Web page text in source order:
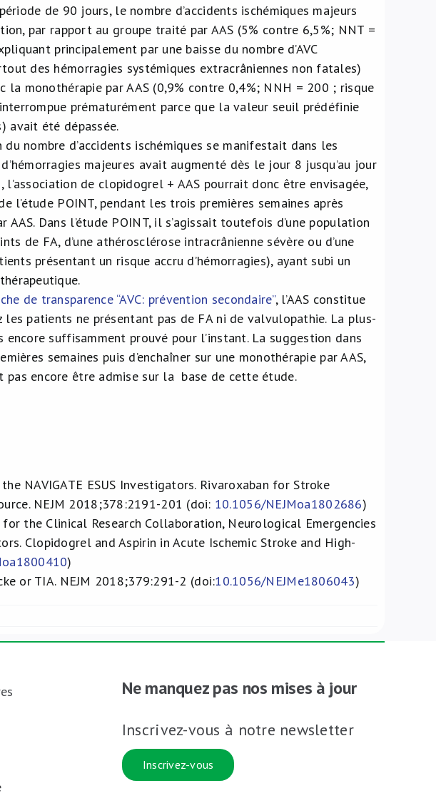
de 90 jours, le nombre d’accidents ischémiques majeurs
par rapport au groupe traité par AAS (5% contre 6,5%; NNT =
principalement par une baisse du nombre d’AVC
des hémorragies systémiques extracrâniennes non fatales)
la monothérapie par AAS (0,9% contre 0,4%; NNH = 200 ; risque
prématurément parce que la valeur seuil prédéfinie
avait été dépassée.
nombre d’accidents ischémiques se manifestait dans les
majeures avait augmenté dès le jour 8 jusqu’au jour
, l’association de clopidogrel + AAS pourrait donc être envisagée,
l’étude POINT, pendant les trois premières semaines après
Dans l’étude POINT, il s’agissait toutefois d’une population
de FA, d’une athérosclérose intracrânienne sévère ou d’une
présentant un risque accru d’hémorragies), ayant subi un
de transparence “AVC: prévention secondaire”, l’AAS constitue
les patients ne présentant pas de FA ni de valvulopathie. La plus-
encore suffisamment prouvé pour l’instant. La suggestion dans
semaines puis d’enchaîner sur une monothérapie par AAS,
encore être admise sur la base de cette étude.
NAVIGATE ESUS Investigators. Rivaroxaban for Stroke
NEJM 2018;378:2191-201 (doi: 10.1056/NEJMoa1802686)
for the Clinical Research Collaboration, Neurological Emergencies
Clopidogrel and Aspirin in Acute Ischemic Stroke and High-
)
or TIA. NEJM 2018;379:291-2 (doi:10.1056/NEJMe1806043)
Ne manquez pas nos mises à jour
Inscrivez-vous à notre newsletter
Inscrivez-vous